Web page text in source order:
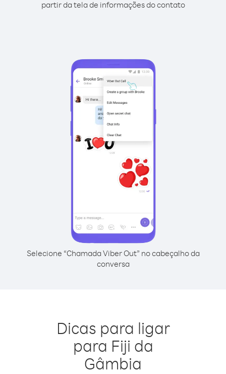
partir da tela de informações do contato
Selecione “Chamada Viber Out” no cabeçalho da
conversa
Dicas para ligar
para Fiji da
Gâmbia